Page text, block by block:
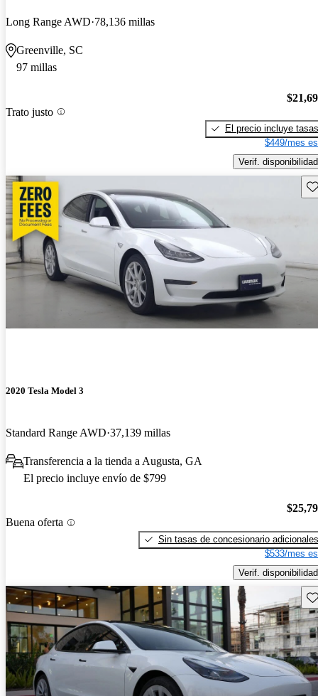
Long Range AWD 78,136 millas
Greenville, SC
97 millas
Trato justo
El precio incluye tasas
$449/mes
Verif. disponibilidad
2020 Tesla Model 3
Standard Range AWD 37,139 millas
Transferencia a la tienda a Augusta, GA
El precio incluye envío de $799
Buena oferta
Sin tasas de concesionario adicionales
$533/mes
Verif. disponibilidad